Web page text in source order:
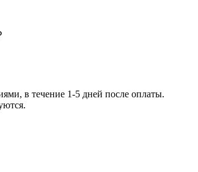
в течение 1-5 дней после оплаты.